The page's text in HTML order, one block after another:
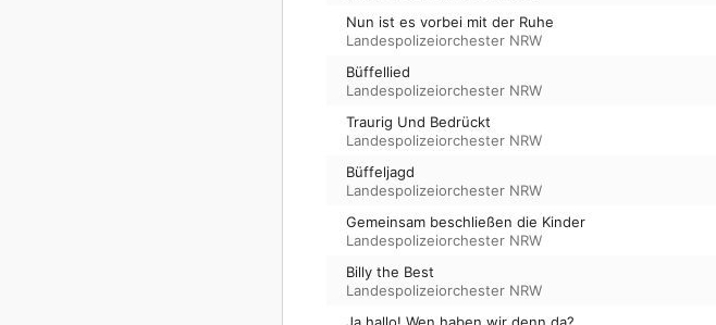
Nun ist es vorbei mit der Ruhe
Landespolizeiorchester NRW
Büffellied
Landespolizeiorchester NRW
Traurig Und Bedrückt
Landespolizeiorchester NRW
Büffeljagd
Landespolizeiorchester NRW
Gemeinsam beschließen die Kinder
Landespolizeiorchester NRW
Billy the Best
Landespolizeiorchester NRW
Ja hallo! Wen haben wir denn da?